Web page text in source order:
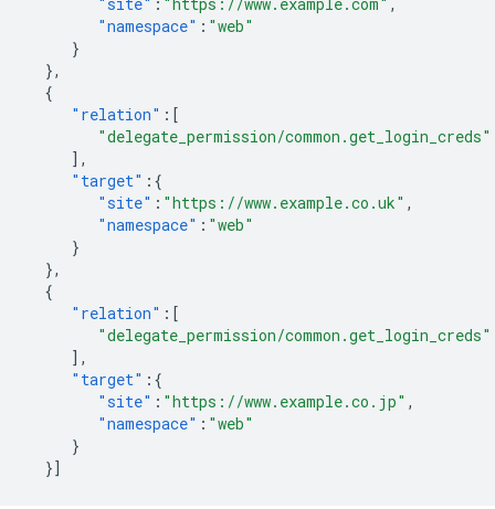
"namespace" : "web"
}
},
{
"relation" :[
"delegate_permission/common.get_login_creds"
],
"target" :{
"site" : "https://www.example.co.uk" ,
"namespace" : "web"
}
},
{
"relation" :[
"delegate_permission/common.get_login_creds"
],
"target" :{
"site" : "https://www.example.co.jp" ,
"namespace" : "web"
}
}]